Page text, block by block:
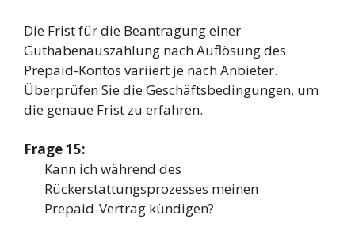
Die Frist für die Beantragung einer
Guthabenauszahlung nach Auflösung des
Prepaid-Kontos variiert je nach Anbieter.
Überprüfen Sie die Geschäftsbedingungen, um
die genaue Frist zu erfahren.
Frage 15:
Kann ich während des
Rückerstattungsprozesses meinen
Prepaid-Vertrag kündigen?